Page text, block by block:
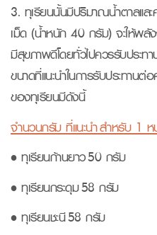
3. ทุเรียนนั้นมีปริมาณน้ำตาลและ
เม็ด (น้ำหนัก 40 กรัม) จะให้พ
มีสุขภาพดีโดยทั่วไปควรรับประ
ขนาดที่แนะนำในการรับประทาน
ของทุเรียนมีดังนี้
จำนวนกรัม ที่แนะนำ สำหรับ 1
• ทุเรียนก้านยาว 50 กรัม
• ทุเรียนกระดุม 58 กรัม
• ทุเรียนชะนี 58 กรัม